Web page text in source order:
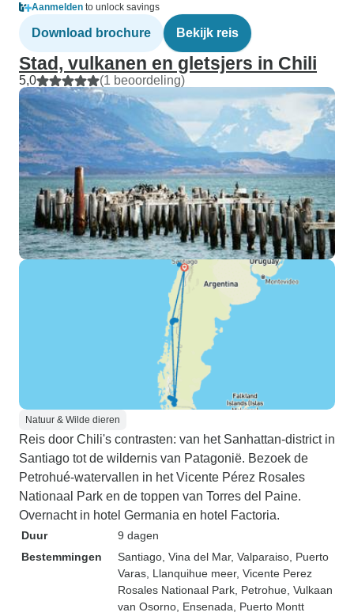
Aanmelden to unlock savings
Download brochure Bekijk reis
Stad, vulkanen en gletsjers in Chili
5,0 (1 beoordeling)
Natuur & Wilde dieren
Reis door Chili's contrasten: van het Sanhattan-district in
Santiago tot de wildernis van Patagonië. Bezoek de
Petrohué-watervallen in het Vicente Pérez Rosales
Nationaal Park en de toppen van Torres del Paine.
Overnacht in hotel Germania en hotel Factoria.
Duur
9 dagen
Bestemmingen
Santiago , Vina del Mar, Valparaiso , Puerto
Varas , Llanquihue meer, Vicente Perez
Rosales Nationaal Park , Petrohue , Vulkaan
van Osorno , Ensenada , Puerto Montt